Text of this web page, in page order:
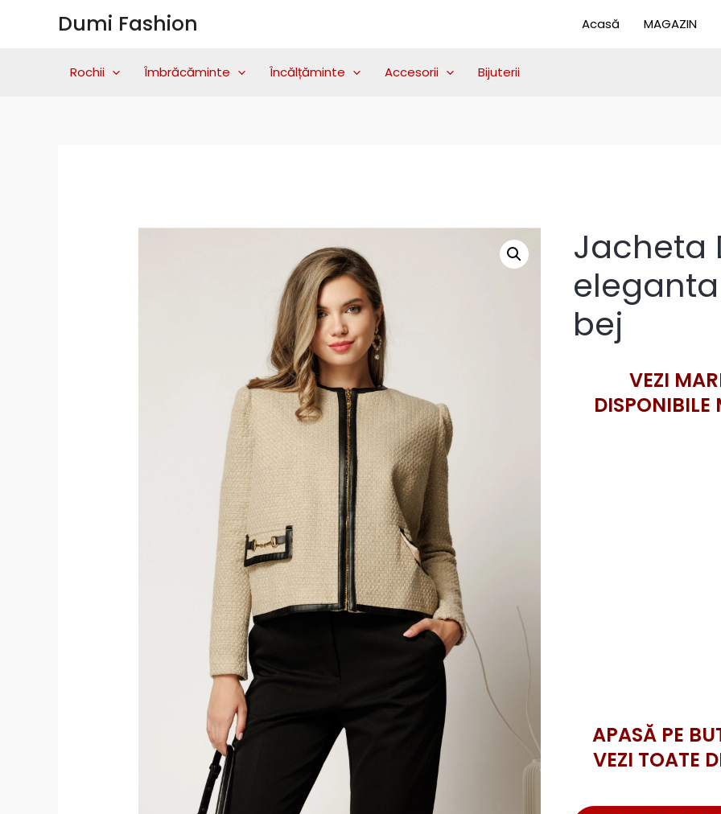
Dumi Fashion Acasă MAGAZIN
Rochii Îmbrăcăminte Încălțăminte Accesorii Bijuterii
Jacheta
bej
VEZI
APASĂ PE
VEZI TOATE